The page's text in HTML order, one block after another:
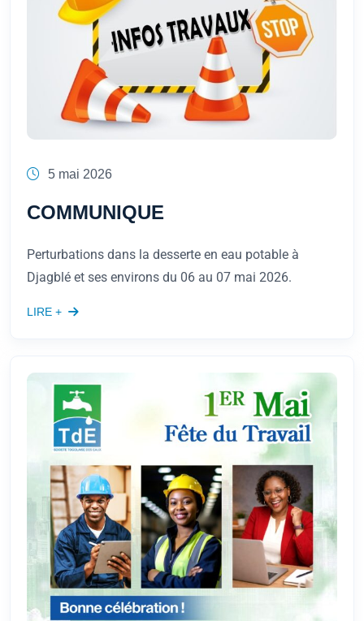
5 mai 2026
COMMUNIQUE
Perturbations dans la desserte en eau potable à
Djagblé et ses environs du 06 au 07 mai 2026.
LIRE +